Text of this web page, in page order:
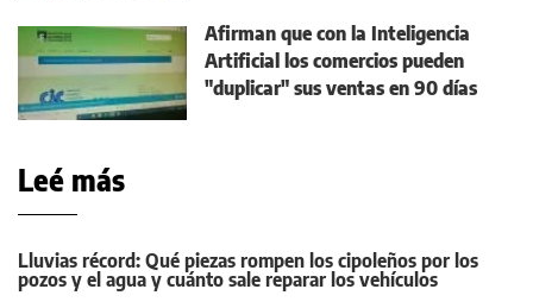
Afirman que con la Inteligencia
Artificial los comercios pueden
"duplicar" sus ventas en 90 días
Leé más
Lluvias récord: Qué piezas rompen los cipoleños por los
pozos y el agua y cuánto sale reparar los vehículos